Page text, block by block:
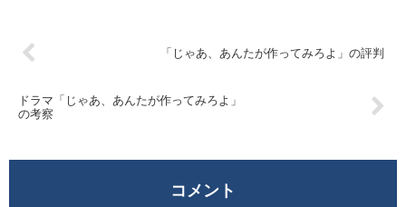
「じゃあ、あんたが作ってみろよ」の評判
ドラマ「じゃあ、あんたが作ってみろよ」
の考察
コメント